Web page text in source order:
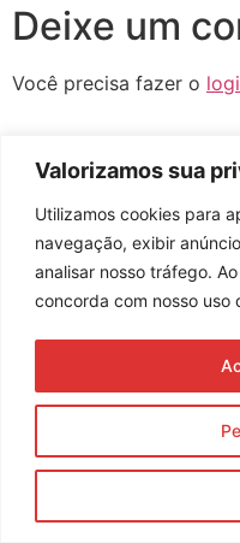
Valorizamos sua
Utilizamos cookies para
navegação, exibir
analisar nosso tráfego.
concorda com nosso uso
Deixe um
Você precisa fazer o
Assine nossa
© 2023 Morente